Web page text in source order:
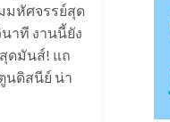
มหัศจรรย์สุด
าที งานนี้ยัง
ดมันส์! แถ
นดิสนีย์ น่า